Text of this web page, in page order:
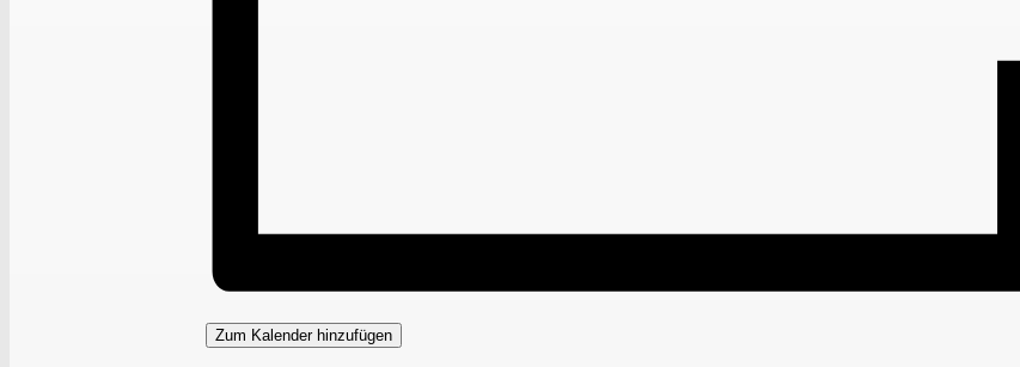
Zum Kalender hinzufügen